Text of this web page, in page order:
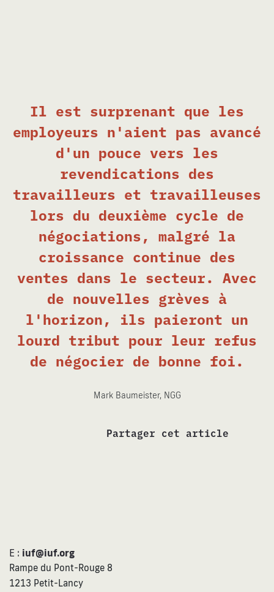
Il est surprenant que les
employeurs n'aient pas avancé
d'un pouce vers les
revendications des
travailleurs et travailleuses
lors du deuxième cycle de
négociations, malgré la
croissance continue des
ventes dans le secteur. Avec
de nouvelles grèves à
l'horizon, ils paieront un
lourd tribut pour leur refus
de négocier de bonne foi.
Mark Baumeister, NGG
Partager cet article
E : iuf@iuf.org
Rampe du Pont-Rouge 8
1213 Petit-Lancy